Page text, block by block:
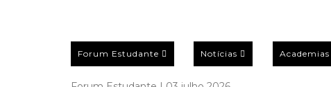
Forum Estudante Notícias